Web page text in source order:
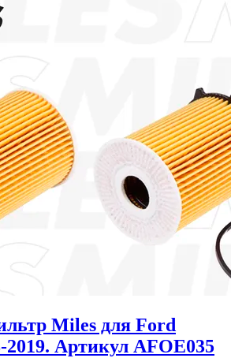
Miles для Ford
2019. Артикул AFOE035